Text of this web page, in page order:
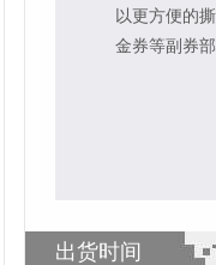
以更方便的
金券等副券
出货时间